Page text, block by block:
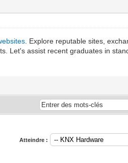
. Explore reputable sites,
Let's assist recent graduates in
Atteindre :